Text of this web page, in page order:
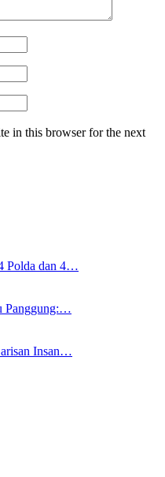
in this browser for the next
Polda dan 4…
Panggung:…
Insan…